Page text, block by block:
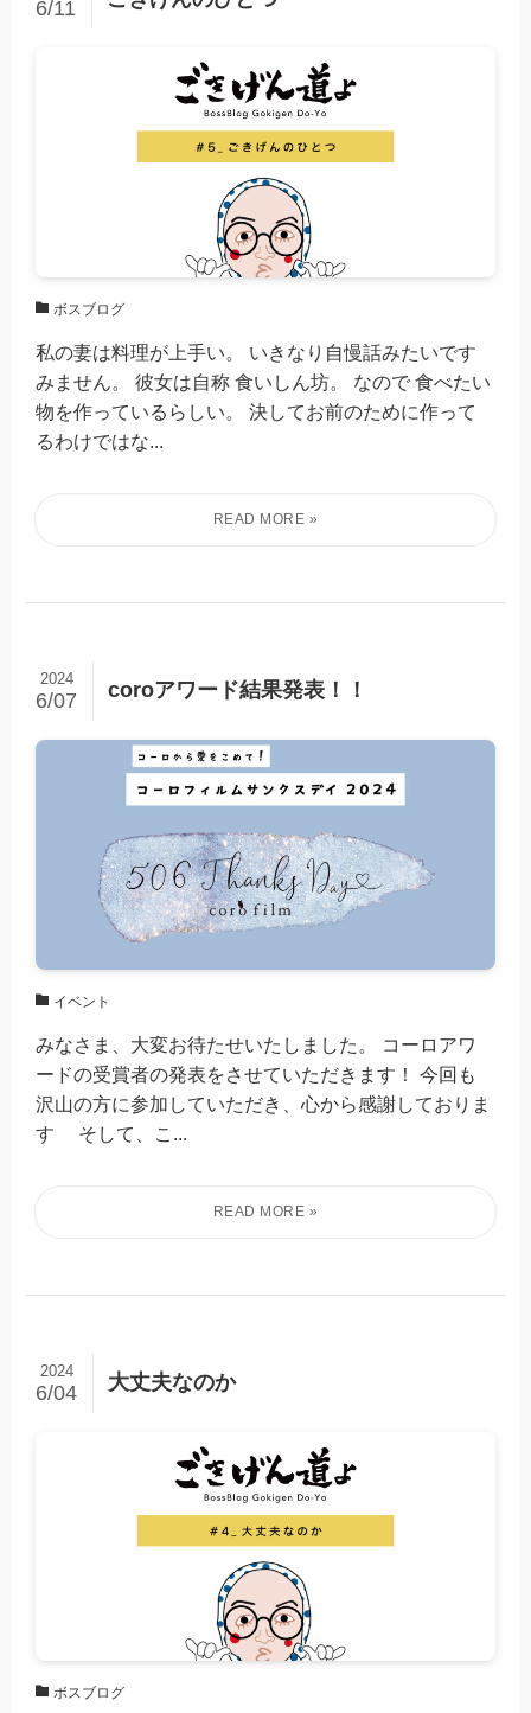
6/11
ボスブログ
私の妻は料理が上手い。 いきなり自慢話みたいです
みません。 彼女は自称 食いしん坊。 なので 食べたい
物を作っているらしい。 決してお前のために作って
るわけではな...
coroアワード結果発表！！
2024
6/07
イベント
みなさま、大変お待たせいたしました。 コーロアワ
ードの受賞者の発表をさせていただきます！ 今回も
沢山の方に参加していただき、心から感謝しておりま
す そして、こ...
大丈夫なのか
2024
6/04
ボスブログ